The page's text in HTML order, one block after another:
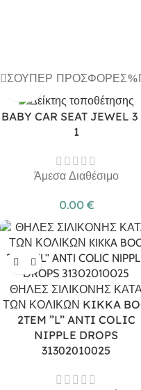
ΣΟΎΠΕΡ ΠΡΟΣΦΟΡΈΣ
BABY CAR SEAT JEWEL 3
1
Άμεσα Διαθέσιμο
0.00 €
ΘΗΛΕΣ ΣΙΛΙΚΟΝΗΣ
ΤΩΝ ΚΟΛΙΚΩΝ KIKKA
2TEM ”L” ANTI COLIC
NIPPLE DROPS
31302010025